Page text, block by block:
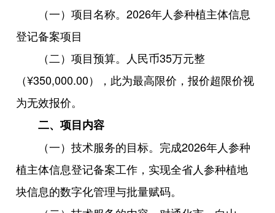
（一）项目名称。2026年人参种植主体信息
登记备案项目
（二）项目预算。人民币35万元整
（¥350,000.00），此为最高限价，报价超限价视
为无效报价。
二、项目内容
（一）技术服务的目标。完成2026年人参种
植主体信息登记备案工作，实现全省人参种植地
块信息的数字化管理与批量赋码。